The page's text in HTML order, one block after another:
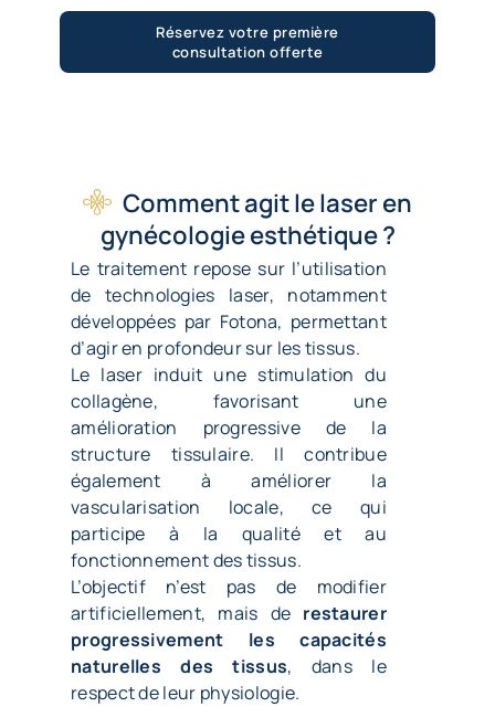
Réservez votre première
consultation offerte
Comment agit le laser en
gynécologie esthétique ?
Le traitement repose sur l’utilisation
de technologies laser, notamment
développées par Fotona, permettant
d’agir en profondeur sur les tissus.
Le laser induit une stimulation du
collagène, favorisant une
amélioration progressive de la
structure tissulaire. Il contribue
également à améliorer la
vascularisation locale, ce qui
participe à la qualité et au
fonctionnement des tissus.
L’objectif n’est pas de modifier
artificiellement, mais de restaurer
progressivement les capacités
naturelles des tissus, dans le
respect de leur physiologie.